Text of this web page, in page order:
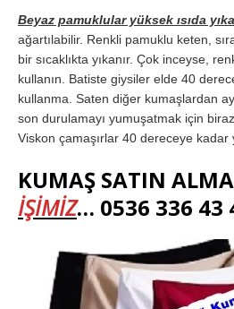
Beyaz pamuklular yüksek ısıda
ağartılabilir. Renkli pamuklu keten,
bir sıcaklıkta yıkanır. Çok inceyse,
kullanın. Batiste giysiler elde 40
kullanma. Saten diğer kumaşlardan
son durulamayı yumuşatmak için
Viskon çamaşırlar 40 dereceye kadar
KUMAŞ SATIN
İŞİMİZ… 0536 336 43